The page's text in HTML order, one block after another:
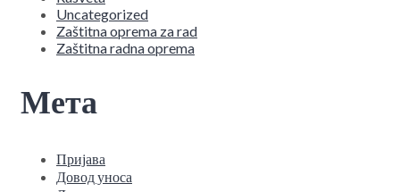
Uncategorized
Zaštitna oprema za rad
Zaštitna radna oprema
Мета
Пријава
Довод уноса